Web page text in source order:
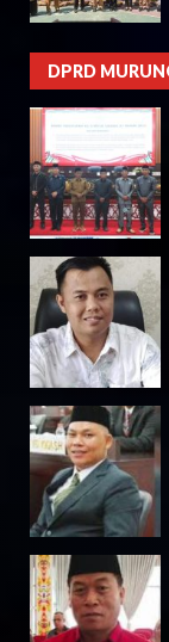
DPRD